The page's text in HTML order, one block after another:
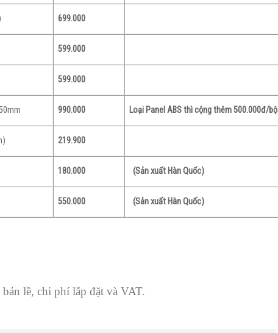
699.000
599.000
599.000
990.000 Loại Panel ABS thì cộng thêm 500.000đ/bộ
219.900
180.000 (Sản xuất Hàn Quốc)
550.000 (Sản xuất Hàn Quốc)
lề, chi phí lắp đặt và VAT.